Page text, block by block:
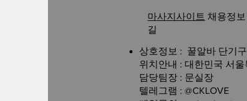
마사지사이트 채용정보
길
상호정보 : 꿀알바 단기
위치안내 : 대한민국 서울
담당팀장 : 문실장
텔레그램 : @CKLOVE